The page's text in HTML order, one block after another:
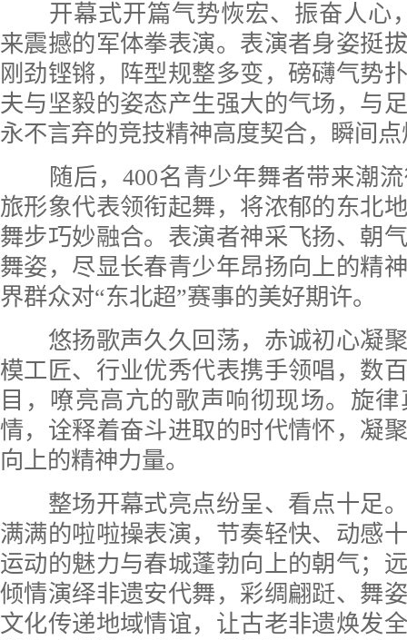
开幕式开篇气势恢宏、振奋人心
来震撼的军体拳表演。表演者身姿挺
刚劲铿锵，阵型规整多变，磅礴气势
夫与坚毅的姿态产生强大的气场，与
永不言弃的竞技精神高度契合，瞬间
随后，400名青少年舞者带来潮流
旅形象代表领衔起舞，将浓郁的东北
舞步巧妙融合。表演者神采飞扬、朝
舞姿，尽显长春青少年昂扬向上的精
界群众对“东北超”赛事的美好期许。
悠扬歌声久久回荡，赤诚初心凝聚
模工匠、行业优秀代表携手领唱，数
目，嘹亮高亢的歌声响彻现场。旋
情，诠释着奋斗进取的时代情怀，凝
向上的精神力量。
整场开幕式亮点纷呈、看点十足。
满满的啦啦操表演，节奏轻快、动感
运动的魅力与春城蓬勃向上的朝气；
倾情演绎非遗安代舞，彩绸翩跹、舞
文化传递地域情谊，让古老非遗焕发